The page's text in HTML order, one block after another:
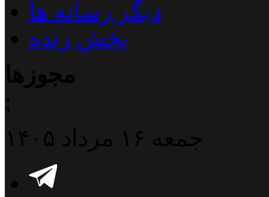
دیگر رسانه ها
پخش زنده
مجوزها
;
جمعه ۱۶ مرداد ۱۴۰۵